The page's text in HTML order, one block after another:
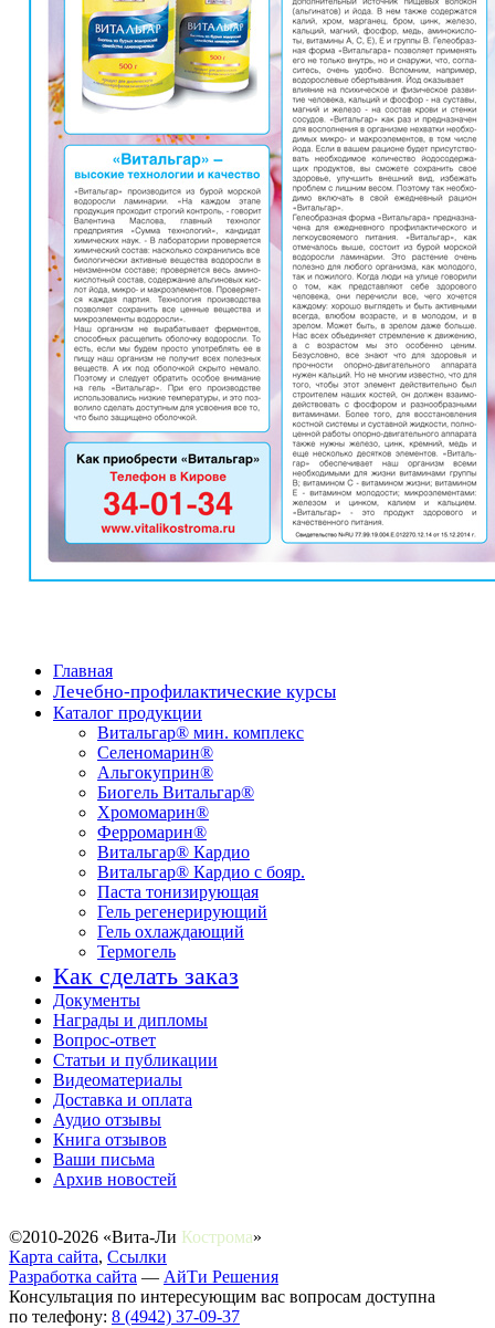
Главная
Лечебно-профилактические курсы
Каталог продукции
Витальгар® мин. комплекс
Селеномарин®
Альгокуприн®
Биогель Витальгар®
Хромомарин®
Ферромарин®
Витальгар® Кардио
Витальгар® Кардио с бояр.
Паста тонизирующая
Гель регенерирующий
Гель охлаждающий
Термогель
Как сделать заказ
Документы
Награды и дипломы
Вопрос-ответ
Статьи и публикации
Видеоматериалы
Доставка и оплата
Аудио отзывы
Книга отзывов
Ваши письма
Архив новостей
©2010-2026 «Вита-Ли Кострома»
Карта сайта, Ссылки
Разработка сайта — АйТи Решения
Консультация по интересующим вас вопросам доступна
по телефону: 8 (4942) 37-09-37